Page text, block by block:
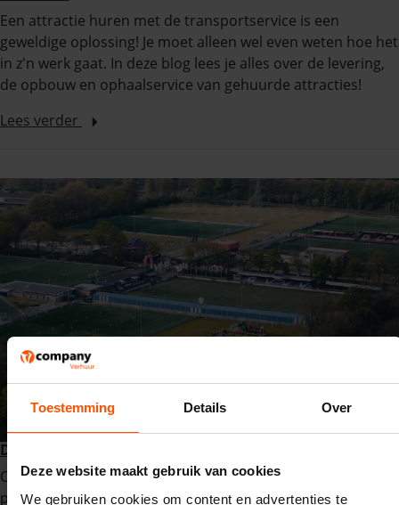
Toestemming Details Over
Deze website maakt gebruik van cookies
We gebruiken cookies om content en advertenties te
Een attractie huren met de transportservice is een
geweldige oplossing! Je moet alleen wel even weten hoe het
in z'n werk gaat. In deze blog lees je alles over de levering,
de opbouw en ophaalservice van gehuurde attracties!
Lees verder
De koningsspelen waren één groot succes
Op vrijdag 17 april vonden de jaarlijkse Koningsspelen
plaats. Een dag waarbij scholen en sportverenigingen hun